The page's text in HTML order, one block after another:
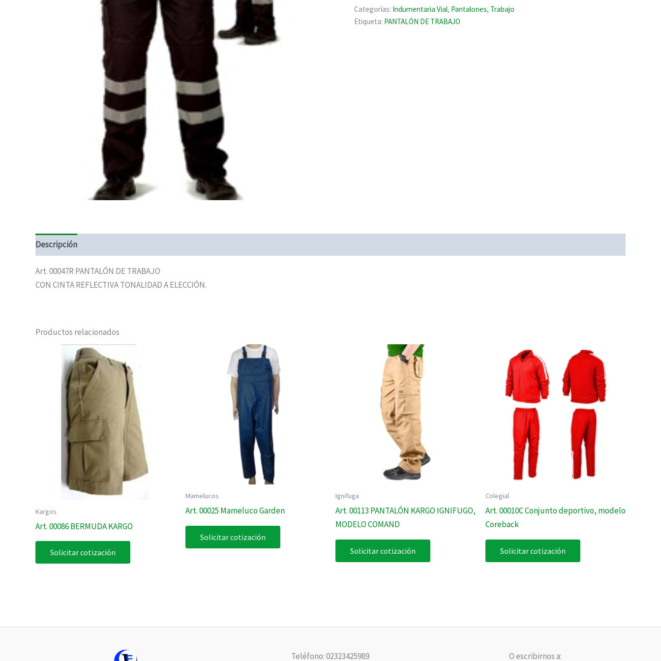
TRABAJO
cantidad
Categorías: Indumentaria Vial, Pantalones, Trabajo
Etiqueta: PANTALÓN DE TRABAJO
Descripción
Art. 00047R PANTALÓN DE TRABAJO
CON CINTA REFLECTIVA TONALIDAD A ELECCIÓN.
Productos relacionados
Kargos
Art. 00086 BERMUDA KARGO
Solicitar cotización
Mamelucos
Art. 00025 Mameluco Garden
Solicitar cotización
Ignifuga
Art. 00113 PANTALÓN KARGO IGNIFUGO,
MODELO COMAND
Solicitar cotización
Colegial
Art. 00010C Conjunto deportivo, modelo
Coreback
Solicitar cotización
Teléfono: 02323425989 O escribirnos a: